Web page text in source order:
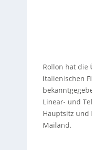
Rollon hat die
italienischen
Linear- und
Hauptsitz und
Mailand.